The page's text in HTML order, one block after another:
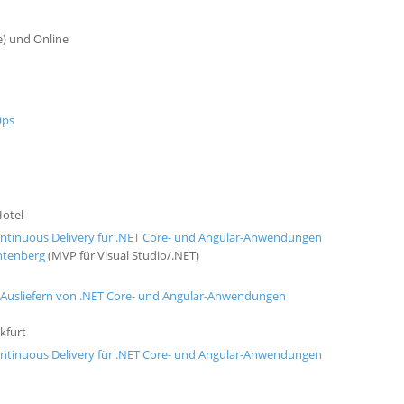
und Online
Delivery für .NET Core- und Angular-Anwendungen
(MVP für Visual Studio/.NET)
von .NET Core- und Angular-Anwendungen
Delivery für .NET Core- und Angular-Anwendungen